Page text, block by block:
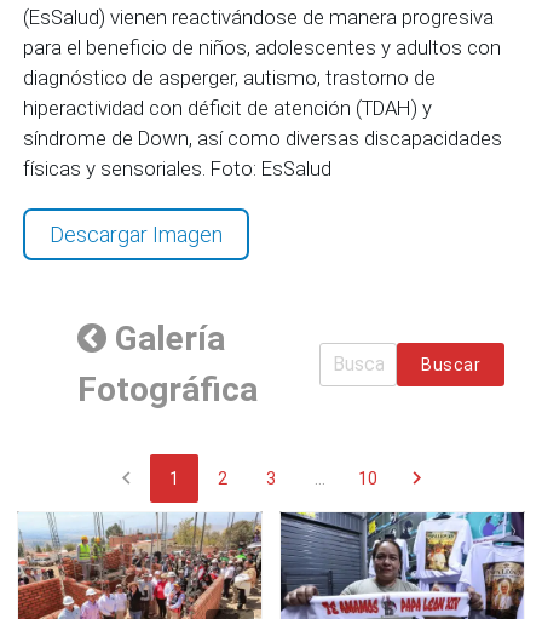
(EsSalud) vienen reactivándose de manera progresiva
para el beneficio de niños, adolescentes y adultos con
diagnóstico de asperger, autismo, trastorno de
hiperactividad con déficit de atención (TDAH) y
síndrome de Down, así como diversas discapacidades
físicas y sensoriales. Foto: EsSalud
Descargar Imagen
Galería
Fotográfica
Buscar
chevron_left 1 2 3 10 chevron_right